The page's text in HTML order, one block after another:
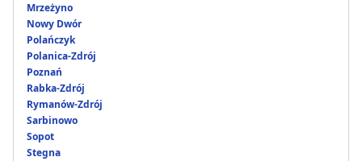
Mrzeżyno
Nowy Dwór
Polańczyk
Polanica-Zdrój
Poznań
Rabka-Zdrój
Rymanów-Zdrój
Sarbinowo
Sopot
Stegna